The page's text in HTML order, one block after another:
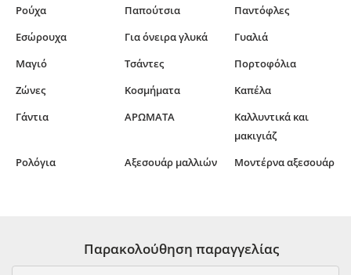
Ρούχα Παπούτσια
Παντόφλες
Εσώρουχα
Για όνειρα γλυκά
Γυαλιά
Μαγιό
Τσάντες
Πορτοφόλια
Ζώνες
Κοσμήματα
Καπέλα
Γάντια
ΑΡΩΜΑΤΑ
Καλλυντικά και
μακιγιάζ
Ρολόγια
Αξεσουάρ μαλλιών Μοντέρνα αξεσουάρ
Παρακολούθηση παραγγελίας